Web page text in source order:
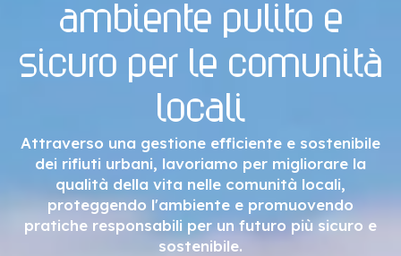
ambiente pulito e
sicuro per le comunità
locali
Attraverso una gestione efficiente e sostenibile
dei rifiuti urbani, lavoriamo per migliorare la
qualità della vita nelle comunità locali,
proteggendo l'ambiente e promuovendo
pratiche responsabili per un futuro più sicuro e
sostenibile.